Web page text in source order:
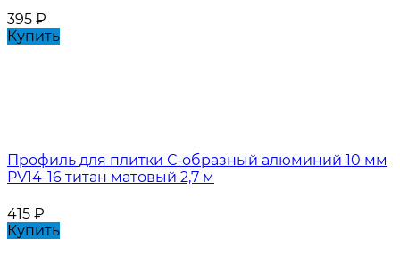
395 ₽
Купить
Профиль для плитки С-образный алюминий 10 мм
PV14-16 титан матовый 2,7 м
415 ₽
Купить